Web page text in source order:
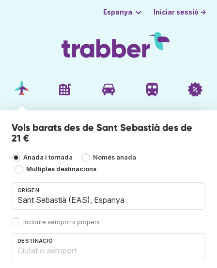
Espanya Iniciar sessió →
Vols barats des de Sant Sebastià des de
21 €
Anada i tornada
Només anada
Múltiples destinacions
ORIGEN
Incloure aeroports propers
DESTINACIÓ